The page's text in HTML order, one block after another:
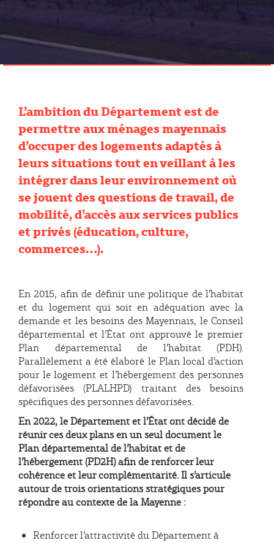
L’ambition du Département est de
permettre aux ménages mayennais
d’occuper des logements adaptés à
leurs situations tout en veillant à les
intégrer dans leur environnement où
se jouent des questions de travail, de
mobilité, d’accès aux services publics
et privés (éducation, culture,
commerces…).
En 2015, afin de définir une politique de l’habitat
et du logement qui soit en adéquation avec la
demande et les besoins des Mayennais, le Conseil
départemental et l’État ont approuvé le premier
Plan départemental de l’habitat (PDH).
Parallèlement a été élaboré le Plan local d’action
pour le logement et l’hébergement des personnes
défavorisées (PLALHPD) traitant des besoins
spécifiques des personnes défavorisées.
En 2022, le Département et l’État ont décidé de
réunir ces deux plans en un seul document le
Plan départemental de l’habitat et de
l’hébergement (PD2H) afin de renforcer leur
cohérence et leur complémentarité. Il s’articule
autour de trois orientations stratégiques pour
répondre au contexte de la Mayenne :
Renforcer l’attractivité du Département à